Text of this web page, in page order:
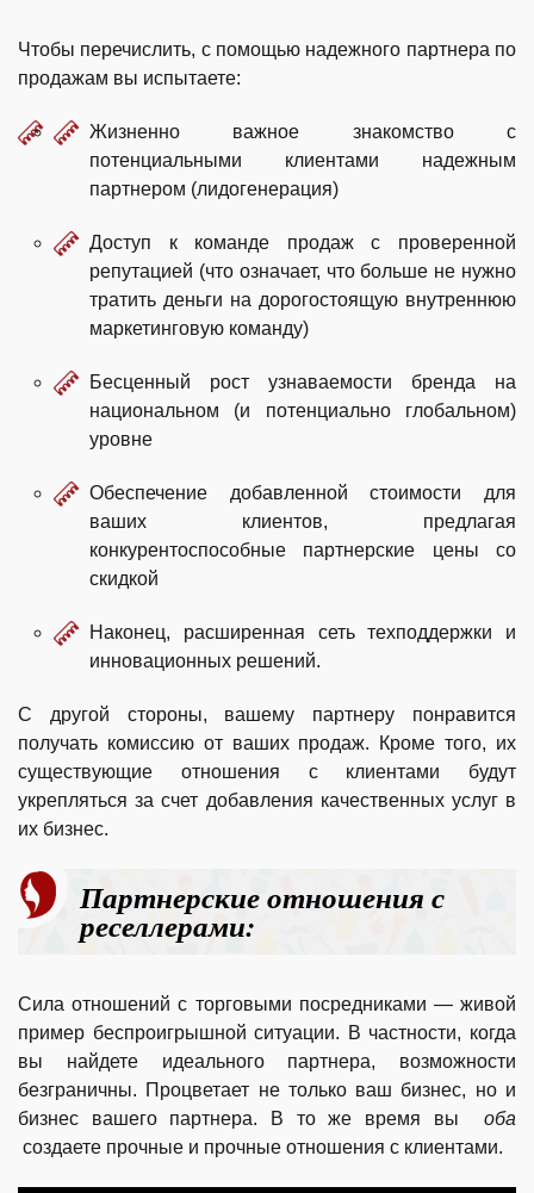
Чтобы перечислить, с помощью надежного партнера по
продажам вы испытаете:
Жизненно важное знакомство с
потенциальными клиентами надежным
партнером (лидогенерация)
Доступ к команде продаж с проверенной
репутацией (что означает, что больше не нужно
тратить деньги на дорогостоящую внутреннюю
маркетинговую команду)
Бесценный рост узнаваемости бренда на
национальном (и потенциально глобальном)
уровне
Обеспечение добавленной стоимости для
ваших клиентов, предлагая
конкурентоспособные партнерские цены со
скидкой
Наконец, расширенная сеть техподдержки и
инновационных решений.
С другой стороны, вашему партнеру понравится
получать комиссию от ваших продаж. Кроме того, их
существующие отношения с клиентами будут
укрепляться за счет добавления качественных услуг в
их бизнес.
Партнерские отношения с
реселлерами:
Сила отношений с торговыми посредниками — живой
пример беспроигрышной ситуации. В частности, когда
вы найдете идеального партнера, возможности
безграничны. Процветает не только ваш бизнес, но и
бизнес вашего партнера. В то же время вы оба
создаете прочные и прочные отношения с клиентами.